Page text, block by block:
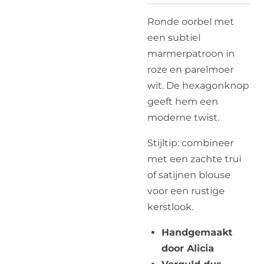
Ronde oorbel met
een subtiel
marmerpatroon in
roze en parelmoer
wit. De hexagonknop
geeft hem een
moderne twist.
Stijltip: combineer
met een zachte trui
of satijnen blouse
voor een rustige
kerstlook.
Handgemaakt
door Alicia